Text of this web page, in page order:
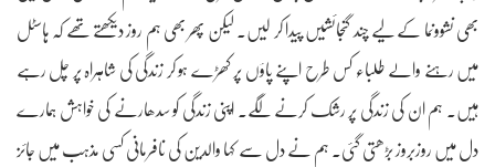
بھی نشوونما کے لیے چند گنجائشیں پیدا کر لیں۔ لیکن پھر بھی ہم روز دیکھتے تھے کہ ہاسٹل
میں رہنے والے طلباء کس طرح اپنے پاؤں پر کھڑے ہو کر زندگی کی شاہراہ پر چل رہے
ہیں۔ ہم ان کی زندگی پر رشک کرنے لگے۔ اپنی زندگی کو سدھارنے کی خواہش ہمارے
دل میں روزبروز بڑھتی گئی۔ ہم نے دل سے کہا والدین کی نافرمانی کسی مذہب میں جائز